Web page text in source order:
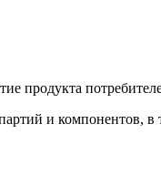
продукта
и компонентов, в